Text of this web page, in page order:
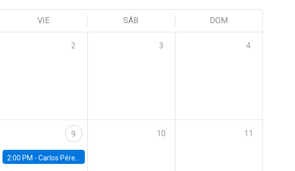
VIE SÁB DOM
2 3 4
9
2:00 PM - Carlos Pérez, Universidad Finis Terrae
10 11